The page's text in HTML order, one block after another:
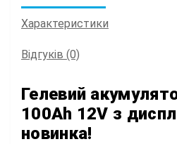
Характеристики
Відгуків (0)
Гелевий
100Ah 12V з
новинка!